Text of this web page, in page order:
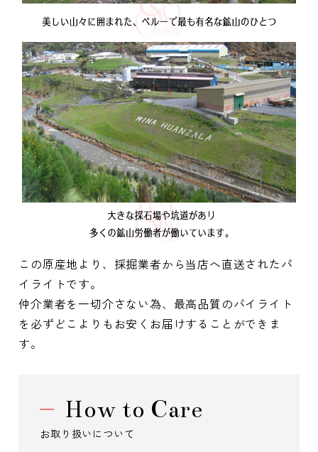
この原産地より、採掘業者から当店へ直送されたパ
イライトです。
仲介業者を一切介さない為、最高品質のパイライト
を必ずどこよりもお安くお届けすることができま
す。
How to Care
お取り扱いについて